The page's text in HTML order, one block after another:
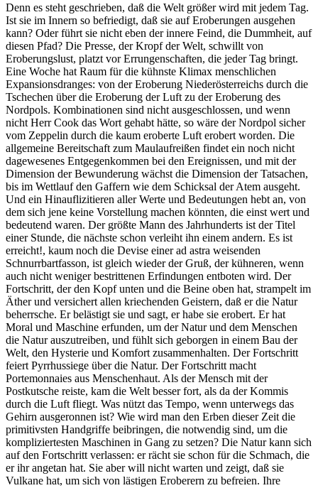
Denn es steht geschrieben, daß die Welt größer wird mit jedem Tag.
Ist sie im Innern so befriedigt, daß sie auf Eroberungen ausgehen
kann? Oder führt sie nicht eben der innere Feind, die Dummheit, auf
diesen Pfad? Die Presse, der Kropf der Welt, schwillt von
Eroberungslust, platzt vor Errungenschaften, die jeder Tag bringt.
Eine Woche hat Raum für die kühnste Klimax menschlichen
Expansionsdranges: von der Eroberung Niederösterreichs durch die
Tschechen über die Eroberung der Luft zu der Eroberung des
Nordpols. Kombinationen sind nicht ausgeschlossen, und wenn
nicht Herr Cook das Wort gehabt hätte, so wäre der Nordpol sicher
vom Zeppelin durch die kaum eroberte Luft erobert worden. Die
allgemeine Bereitschaft zum Maulaufreißen findet ein noch nicht
dagewesenes Entgegenkommen bei den Ereignissen, und mit der
Dimension der Bewunderung wächst die Dimension der Tatsachen,
bis im Wettlauf den Gaffern wie dem Schicksal der Atem ausgeht.
Und ein Hinauflizitieren aller Werte und Bedeutungen hebt an, von
dem sich jene keine Vorstellung machen könnten, die einst wert und
bedeutend waren. Der größte Mann des Jahrhunderts ist der Titel
einer Stunde, die nächste schon verleiht ihn einem andern. Es ist
erreicht!, kaum noch die Devise einer ad astra weisenden
Schnurrbartfasson, ist gleich wieder der Gruß, der kühneren, wenn
auch nicht weniger bestrittenen Erfindungen entboten wird. Der
Fortschritt, der den Kopf unten und die Beine oben hat, strampelt im
Äther und versichert allen kriechenden Geistern, daß er die Natur
beherrsche. Er belästigt sie und sagt, er habe sie erobert. Er hat
Moral und Maschine erfunden, um der Natur und dem Menschen
die Natur auszutreiben, und fühlt sich geborgen in einem Bau der
Welt, den Hysterie und Komfort zusammenhalten. Der Fortschritt
feiert Pyrrhussiege über die Natur. Der Fortschritt macht
Portemonnaies aus Menschenhaut. Als der Mensch mit der
Postkutsche reiste, kam die Welt besser fort, als da der Kommis
durch die Luft fliegt. Was nützt das Tempo, wenn unterwegs das
Gehirn ausgeronnen ist? Wie wird man den Erben dieser Zeit die
primitivsten Handgriffe beibringen, die notwendig sind, um die
kompliziertesten Maschinen in Gang zu setzen? Die Natur kann sich
auf den Fortschritt verlassen: er rächt sie schon für die Schmach, die
er ihr angetan hat. Sie aber will nicht warten und zeigt, daß sie
Vulkane hat, um sich von lästigen Eroberern zu befreien. Ihre